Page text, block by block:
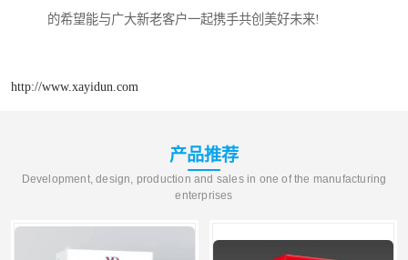
的希望能与广大新老客户一起携手共创美好未来!
http://www.xayidun.com
产品推荐
Development, design, production and sales in one of the manufacturing
enterprises